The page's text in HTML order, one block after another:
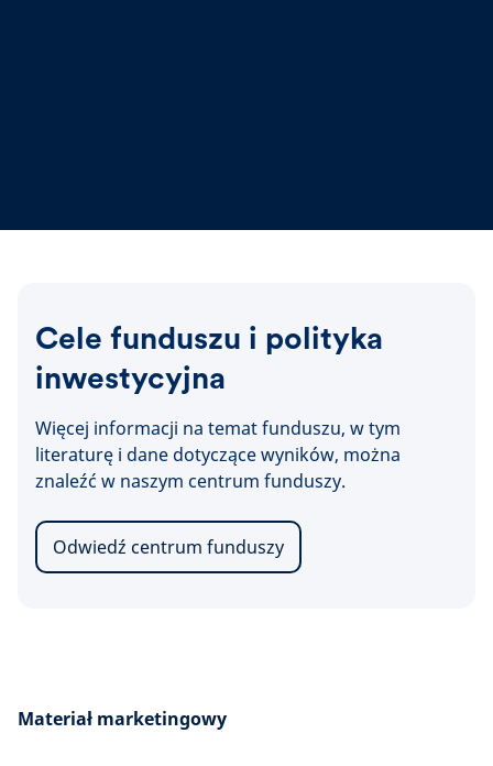
Cele funduszu i polityka
inwestycyjna
Więcej informacji na temat funduszu, w tym
literaturę i dane dotyczące wyników, można
znaleźć w naszym centrum funduszy.
Odwiedź centrum funduszy
Materiał marketingowy